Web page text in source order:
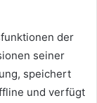
der
seiner
speichert
und verfügt